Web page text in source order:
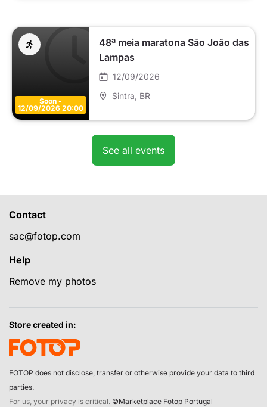
Soon -
12/09/2026 20:00
48ª meia maratona São João das
Lampas
12/09/2026
Sintra , BR
See all events
Contact
sac@fotop.com
Help
Remove my photos
Store created in:
FOTOP does not disclose, transfer or otherwise provide your data to third
parties.
For us, your privacy is critical. ©Marketplace Fotop Portugal